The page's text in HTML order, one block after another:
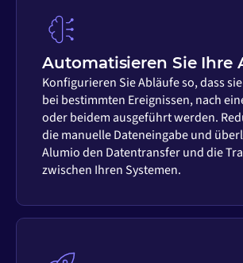
Automatisieren Sie Ihre
Konfigurieren Sie Abläufe so, dass
bei bestimmten Ereignissen, nach
oder beidem ausgeführt werden.
die manuelle Dateneingabe und
Alumio den Datentransfer und die
zwischen Ihren Systemen.